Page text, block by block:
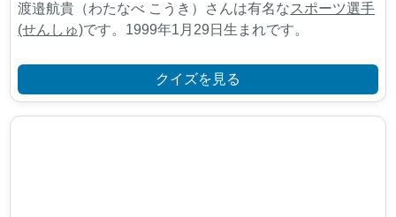
渡邉航貴（わたなべ こうき）さんは有名なスポーツ選手
(せんしゅ)です。1999年1月29日生まれです。
クイズを見る